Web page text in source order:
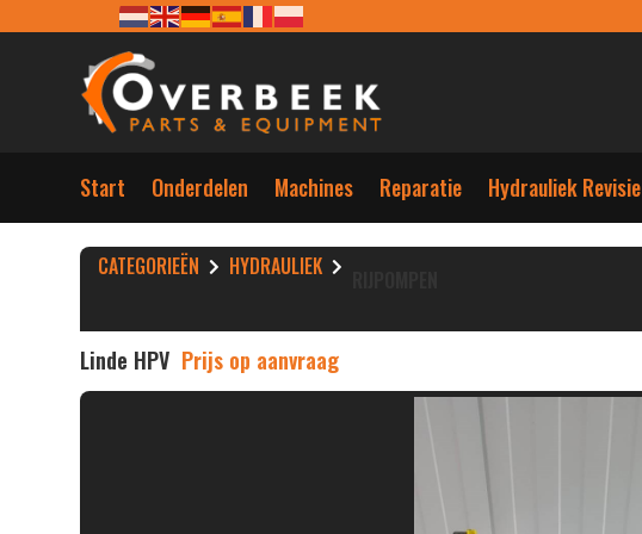
Start Onderdelen Machines Reparatie Hydrauliek Revisie
CATEGORIEËN HYDRAULIEK
Linde HPV Prijs op aanvraag